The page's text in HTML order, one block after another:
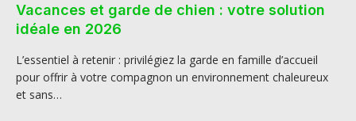
Vacances et garde de chien : votre solution
idéale en 2026
L’essentiel à retenir : privilégiez la garde en famille d’accueil
pour offrir à votre compagnon un environnement chaleureux
et sans…